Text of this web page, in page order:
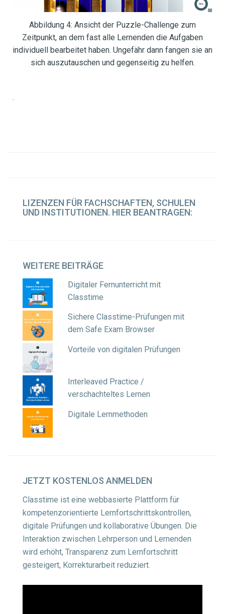
Abbildung 4: Ansicht der Puzzle-Challenge zum
Zeitpunkt, an dem fast alle Lernenden die Aufgaben
individuell bearbeitet haben. Ungefähr dann fangen sie an
sich auszutauschen und gegenseitig zu helfen.
.
LIZENZEN FÜR FACHSCHAFTEN, SCHULEN
UND INSTITUTIONEN. HIER BEANTRAGEN:
WEITERE BEITRÄGE
Digitaler Fernunterricht mit
Classtime
Sichere Classtime-Prüfungen mit
dem Safe Exam Browser
Vorteile von digitalen Prüfungen
Interleaved Practice /
verschachteltes Lernen
Digitale Lernmethoden
JETZT KOSTENLOS ANMELDEN
Classtime ist eine webbasierte Plattform für
kompetenzorientierte Lernfortschrittskontrollen,
digitale Prüfungen und kollaborative Übungen. Die
Interaktion zwischen Lehrperson und Lernenden
wird erhöht, Transparenz zum Lernfortschritt
gesteigert, Korrekturarbeit reduziert.